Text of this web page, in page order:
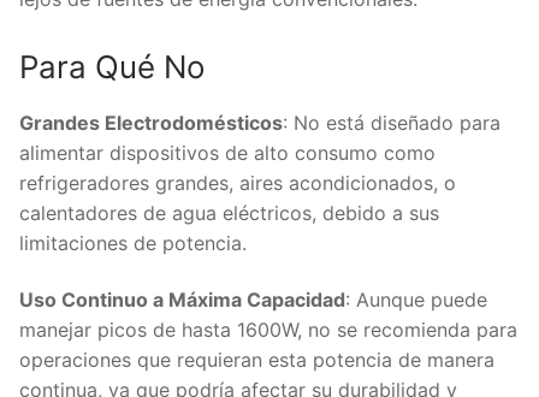
Para Qué No
Grandes Electrodomésticos: No está diseñado para
alimentar dispositivos de alto consumo como
refrigeradores grandes, aires acondicionados, o
calentadores de agua eléctricos, debido a sus
limitaciones de potencia.
Uso Continuo a Máxima Capacidad: Aunque puede
manejar picos de hasta 1600W, no se recomienda para
operaciones que requieran esta potencia de manera
continua, ya que podría afectar su durabilidad y